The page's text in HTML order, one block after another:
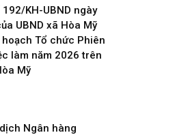
KH-UBND ngày
UBND xã Hòa Mỹ
hoạch Tổ chức Phiên
làm năm 2026 trên
Mỹ
Ngân hàng